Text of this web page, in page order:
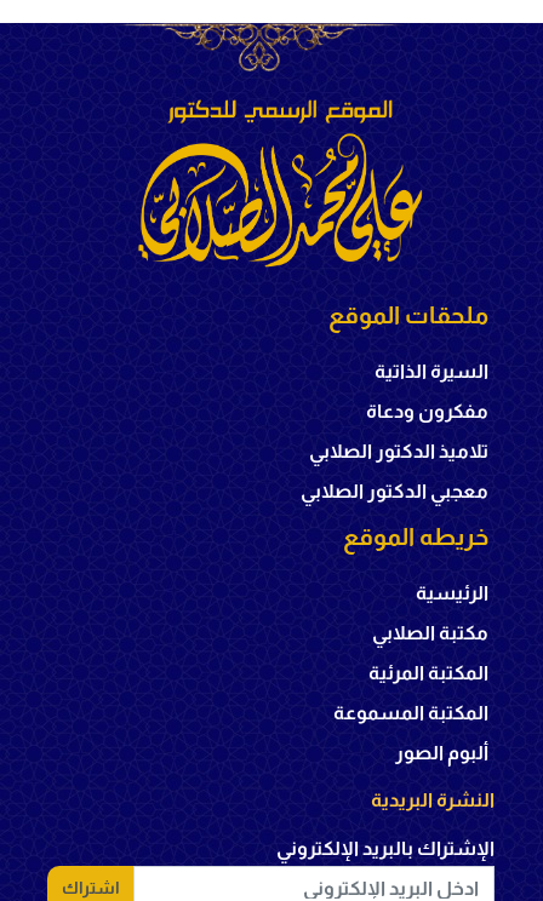
ملحقات الموقع
السيرة الذاتية
مفكرون ودعاة
تلاميذ الدكتور الصلابي
معجبي الدكتور الصلابي
خريطه الموقع
الرئيسية
مكتبة الصلابي
المكتبة المرئية
المكتبة المسموعة
ألبوم الصور
النشرة البريدية
الإشتراك بالبريد الإلكتروني
اشتراك